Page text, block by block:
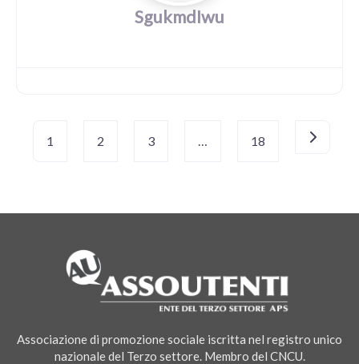
SgukmdIwu
Navigazione
1 2 3 18 Older
Associazione di promozione sociale iscritta nel registro unico
nazionale del Terzo settore. Membro del CNCU.